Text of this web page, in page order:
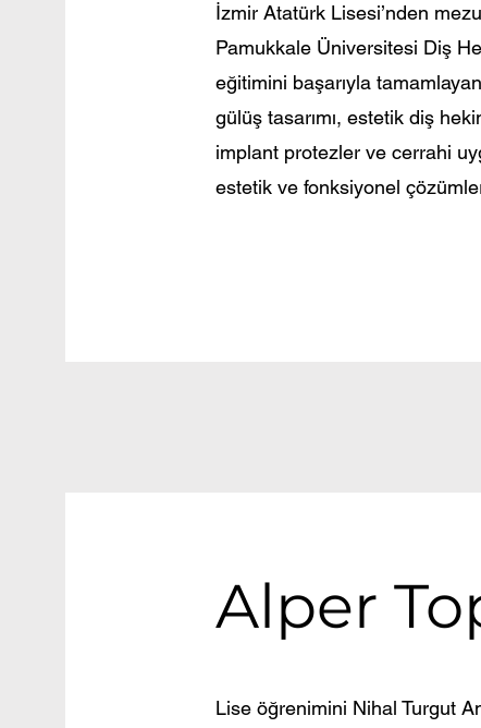
İzmir Atatürk Lisesi’nden
Pamukkale Üniversitesi Diş
eğitimini başarıyla
gülüş tasarımı, estetik diş
implant protezler ve cerrahi
estetik ve fonksiyonel
Alper
Lise öğrenimini Nihal Turgut